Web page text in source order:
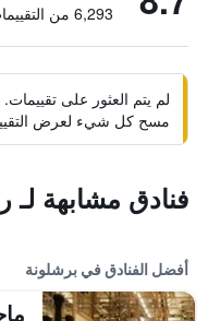
6,293 من التقييمات تم التحقق منها
لم يتم العثور على
مسح كل شيء لعرض
فنادق مشابهة لـ
أفضل الفنادق في برشلونة